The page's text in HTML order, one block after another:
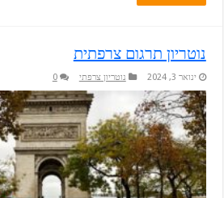
נוטריון תרגום צרפתית
ינואר 3, 2024 נוטריון צרפתי 0